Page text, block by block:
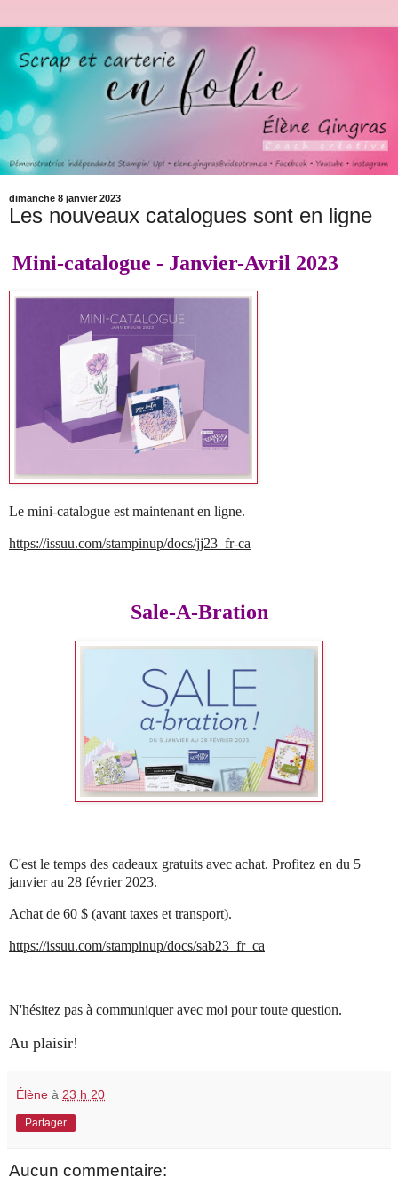
dimanche 8 janvier 2023
Les nouveaux catalogues sont en ligne
Mini-catalogue - Janvier-Avril 2023
Le mini-catalogue est maintenant en ligne.
https://issuu.com/stampinup/docs/jj23_fr-ca
Sale-A-Bration
C'est le temps des cadeaux gratuits avec achat. Profitez en du 5
janvier au 28 février 2023.
Achat de 60 $ (avant taxes et transport).
https://issuu.com/stampinup/docs/sab23_fr_ca
N'hésitez pas à communiquer avec moi pour toute question.
Au plaisir!
Élène à 23 h 20
Partager
Aucun commentaire: